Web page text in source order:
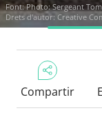
Font:Photo: Sergeant
Drets d'autor: Creative
Compartir